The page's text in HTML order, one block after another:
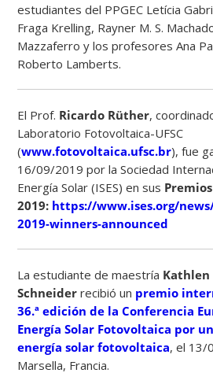
estudiantes del PPGEC Letícia
Fraga Krelling, Rayner M. S.
Mazzaferro y los profesores Ana
Roberto Lamberts.
El Prof. Ricardo Rüther,
Laboratorio Fotovoltaica-UFSC
(www.fotovoltaica.ufsc.br), fue
16/09/2019 por la Sociedad
Energía Solar (ISES) en sus Premios
2019: https://www.ises.org/
2019-winners-announced
La estudiante de maestría Kathlen
Schneider recibió un premio
36.ª edición de la Conferencia
Energía Solar Fotovoltaica por
energía solar fotovoltaica, el 13/
Marsella, Francia.